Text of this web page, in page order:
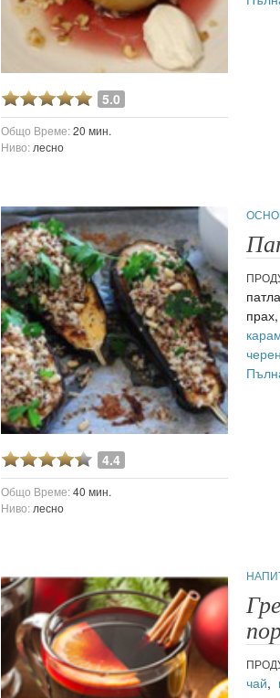
5.0
Общо Време:20 мин.
Ниво: лесно
4.4
Общо Време:40 мин.
Ниво:лесно
прах,
чай,